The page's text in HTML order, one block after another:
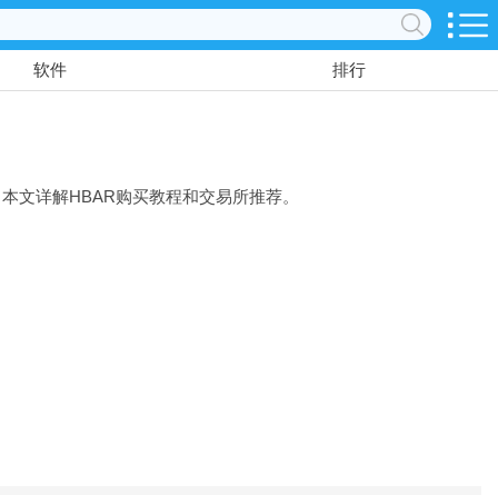
软件 排行
文详解HBAR购买教程和交易所推荐。